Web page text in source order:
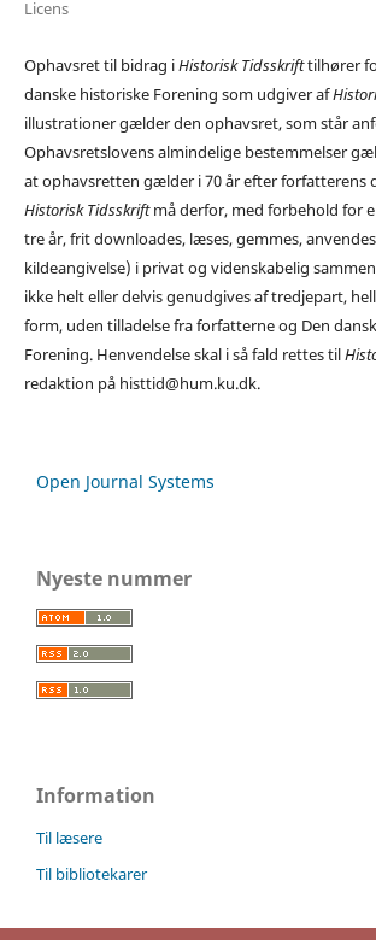
Licens
Ophavsret til bidrag iHistorisk Tidsskrifttilhører
danske historiske Forening som udgiver af
illustrationer gælder den ophavsret, som står
Ophavsretslovens almindelige bestemmelser
at ophavsretten gælder i 70 år efter forfatterens
Historisk Tidsskriftmå derfor, med forbehold for
tre år, frit downloades, læses, gemmes,
kildeangivelse) i privat og videnskabelig
ikke helt eller delvis genudgives af tredjepart,
form, uden tilladelse fra forfatterne og Den
Forening. Henvendelse skal i så fald rettes til
redaktion på histtid@hum.ku.dk.
Open Journal Systems
Nyeste nummer
Information
Til læsere
Til bibliotekarer